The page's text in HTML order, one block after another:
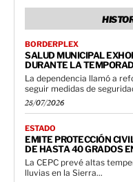
BORDERPLEX
SALUD MUNICIPAL
DURANTE LA
La dependencia llamó a
seguir medidas de
25/07/2026
ESTADO
EMITE PROTECCIÓN
DE HASTA 40 GRADOS
La CEPC prevé altas
lluvias en la Sierra...